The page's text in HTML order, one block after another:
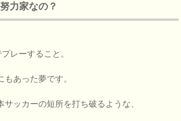
力家なの？
レーすること。
あった夢です。
ッカーの短所を打ち破るような、